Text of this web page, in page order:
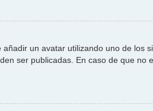
un avatar utilizando uno de
ser publicadas. En caso de que